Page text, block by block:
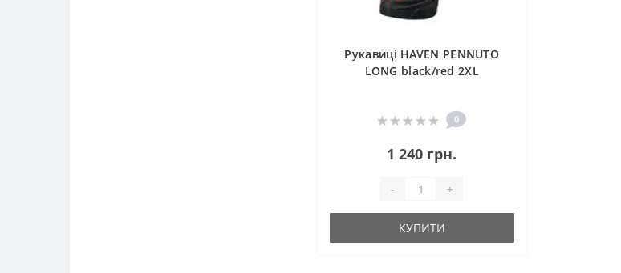
Рукавиці HAVEN PENNUTO
LONG black/red 2XL
0
1 240 грн.
- +
КУПИТИ